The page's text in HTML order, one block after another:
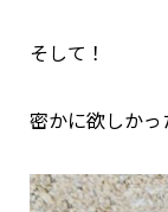
そして！
密かに欲しかっ